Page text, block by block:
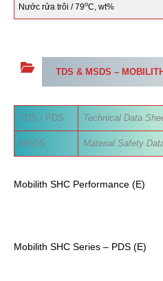
Nước rửa trôi / 79oC, wt%
TDS & MSDS –
TDS / PDS Technical Data
MSDS Material Safety
Mobilith SHC Performance (E)
Mobilith SHC Series – PDS (E)